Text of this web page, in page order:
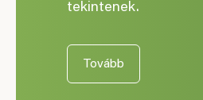
tekintenek.
Tovább